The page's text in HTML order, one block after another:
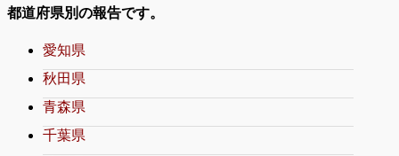
都道府県別の報告です。
愛知県
秋田県
青森県
千葉県